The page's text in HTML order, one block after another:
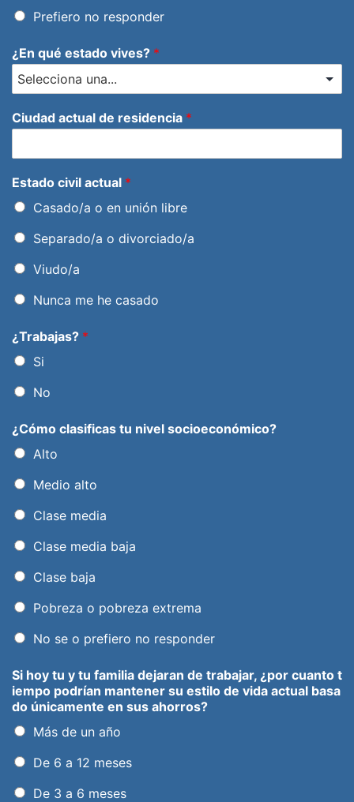
Prefiero no responder
¿En qué estado vives? *
Ciudad actual de residencia *
Estado civil actual *
Casado/a o en unión libre
Separado/a o divorciado/a
Viudo/a
Nunca me he casado
¿Trabajas? *
Si
No
¿Cómo clasificas tu nivel socioeconómico?
Alto
Medio alto
Clase media
Clase media baja
Clase baja
Pobreza o pobreza extrema
No se o prefiero no responder
Si hoy tu y tu familia dejaran de trabajar, ¿por cuanto t
iempo podrían mantener su estilo de vida actual basa
do únicamente en sus ahorros?
Más de un año
De 6 a 12 meses
De 3 a 6 meses